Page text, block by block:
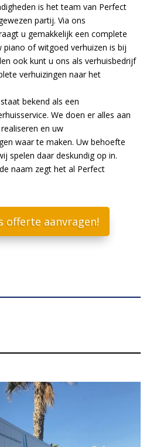
is het team van Perfect
partij. Via ons
u gemakkelijk een complete
piano of witgoed verhuizen is bij
ook kunt u ons als verhuisbedrijf
verhuizingen naar het
bekend als een
We doen er alles aan
en uw
waar te maken. Uw behoefte
spelen daar deskundig op in.
naam zegt het al Perfect
offerte aanvragen!